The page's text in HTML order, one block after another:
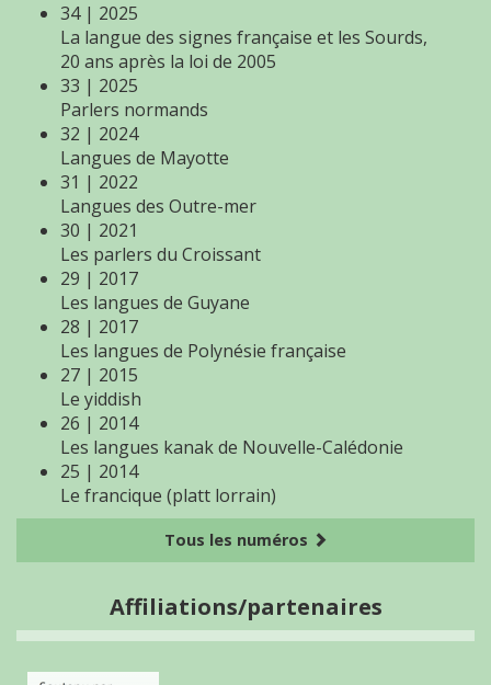
34 | 2025
La langue des signes française et les Sourds,
20 ans après la loi de 2005
33 | 2025
Parlers normands
32 | 2024
Langues de Mayotte
31 | 2022
Langues des Outre-mer
30 | 2021
Les parlers du Croissant
29 | 2017
Les langues de Guyane
28 | 2017
Les langues de Polynésie française
27 | 2015
Le yiddish
26 | 2014
Les langues kanak de Nouvelle-Calédonie
25 | 2014
Le francique (platt lorrain)
Tous les numéros
Affiliations/partenaires